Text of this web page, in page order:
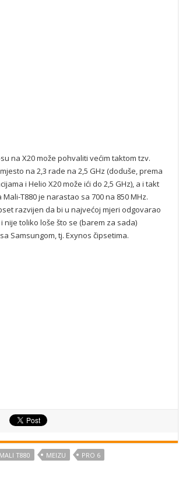
na X20 može pohvaliti većim taktom tzv.
na 2,3 rade na 2,5 GHz (doduše, prema
i Helio X20 može ići do 2,5 GHz), a i takt
T880 je narastao sa 700 na 850 MHz.
razvijen da bi u najvećoj mjeri odgovarao
nije toliko loše što se (barem za sada)
Samsungom, tj. Exynos čipsetima.
MALI T880 MEIZU PRO 6